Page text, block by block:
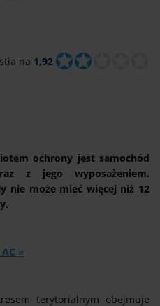
na 1,92
ochrony jest samochód
z jego wyposażeniem.
nie może mieć więcej niż 12
»
terytorialnym obejmuje